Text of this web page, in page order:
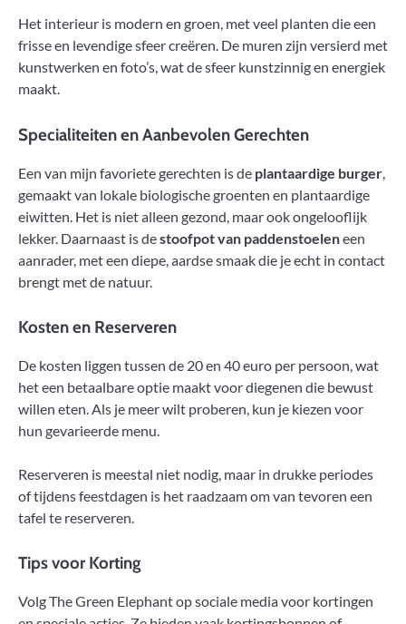
Het interieur is modern en groen, met veel planten die een
frisse en levendige sfeer creëren. De muren zijn versierd met
kunstwerken en foto’s, wat de sfeer kunstzinnig en energiek
maakt.
Specialiteiten en Aanbevolen Gerechten
Een van mijn favoriete gerechten is de plantaardige burger
gemaakt van lokale biologische groenten en plantaardige
eiwitten. Het is niet alleen gezond, maar ook ongelooflijk
lekker. Daarnaast is destoofpot van paddenstoeleneen
aanrader, met een diepe, aardse smaak die je echt in contact
brengt met de natuur.
Kosten en Reserveren
De kosten liggen tussen de 20 en 40 euro per persoon, wat
het een betaalbare optie maakt voor diegenen die bewust
willen eten. Als je meer wilt proberen, kun je kiezen voor
hun gevarieerde menu.
Reserveren is meestal niet nodig, maar in drukke periodes
of tijdens feestdagen is het raadzaam om van tevoren een
tafel te reserveren.
Tips voor Korting
Volg The Green Elephant op sociale media voor kortingen